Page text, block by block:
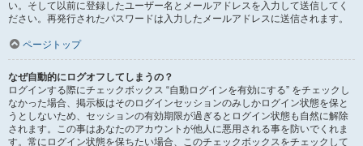
い。そして以前に登録したユーザー名とメールアドレスを入力して送信してく
ださい。再発行されたパスワードは入力したメールアドレスに送信されます。
ページトップ
なぜ自動的にログオフしてしまうの？
ログインする際にチェックボックス “自動ログインを有効にする” をチェックし
なかった場合、掲示板はそのログインセッションのみしかログイン状態を保と
うとしないため、セッションの有効期限が過ぎるとログイン状態も自然に解除
されます。この事はあなたのアカウントが他人に悪用される事を防いでくれま
す。常にログイン状態を保ちたい場合、このチェックボックスをチェックして